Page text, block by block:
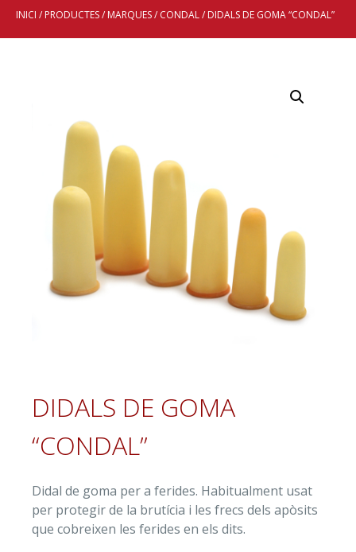
INICI / PRODUCTES/ MARQUES/ CONDAL/ DIDALS DE GOMA “CONDAL”
DIDALS DE GOMA
“CONDAL”
Didal de goma per a ferides. Habitualment usat
per protegir de la brutícia i les frecs dels apòsits
que cobreixen les ferides en els dits.